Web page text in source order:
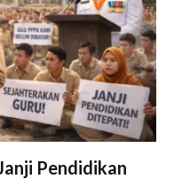
Pendidikan